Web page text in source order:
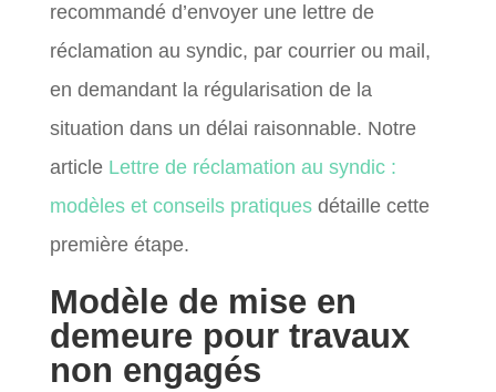
recommandé d’envoyer une lettre de
réclamation au syndic, par courrier ou mail,
en demandant la régularisation de la
situation dans un délai raisonnable. Notre
article Lettre de réclamation au syndic :
modèles et conseils pratiquesdétaille cette
première étape.
Modèle de mise en
demeure pour travaux
non engagés